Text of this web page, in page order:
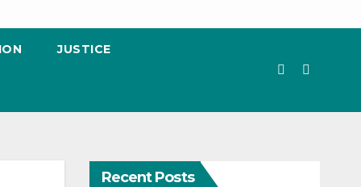
JUSTICE
Recent Posts